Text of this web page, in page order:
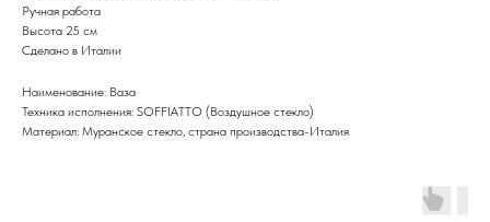
Ручная работа
Высота 25 см
Сделано в Италии
Наименование: Ваза
Техника исполнения: SOFFIATTO (Воздушное стекло)
Материал: Муранское стекло, страна производства-Италия